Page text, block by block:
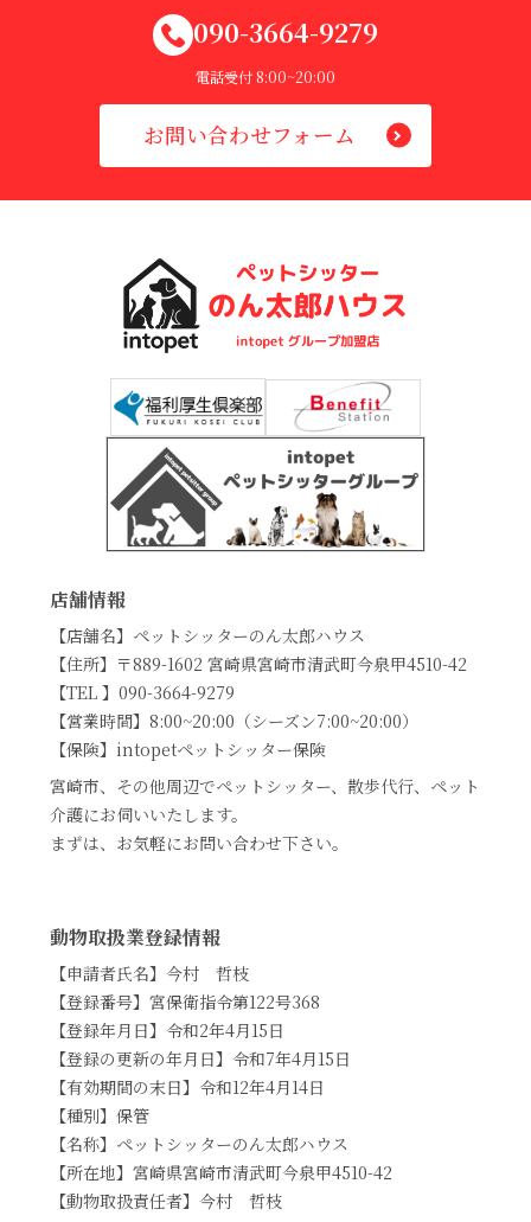
090-3664-9279
電話受付 8:00~20:00
お問い合わせフォーム
店舗情報
【店舗名】ペットシッターのん太郎ハウス
【住所】〒889-1602 宮崎県宮崎市清武町今泉甲4510-42
【TEL 】090-3664-9279
【営業時間】8:00~20:00（シーズン7:00~20:00）
【保険】intopetペットシッター保険
宮崎市、その他周辺でペットシッター、散歩代行、ペット
介護にお伺いいたします。
まずは、お気軽にお問い合わせ下さい。
動物取扱業登録情報
【申請者氏名】今村 哲枝
【登録番号】宮保衛指令第122号368
【登録年月日】令和2年4月15日
【登録の更新の年月日】令和7年4月15日
【有効期間の末日】令和12年4月14日
【種別】保管
【名称】ペットシッターのん太郎ハウス
【所在地】宮崎県宮崎市清武町今泉甲4510-42
【動物取扱責任者】今村 哲枝